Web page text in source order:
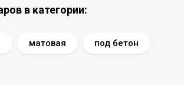
в категории:
матовая под бетон